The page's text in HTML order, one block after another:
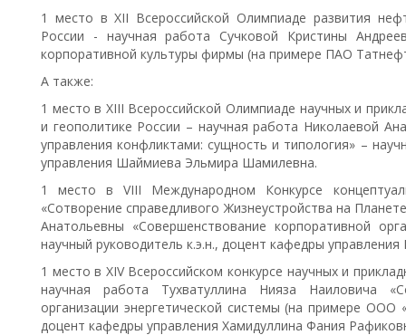
1 место в XII Всероссийской Олимпиаде развития
России - научная работа Сучковой Кристины
корпоративной культуры фирмы (на примере ПАО
А также:
1 место в XIII Всероссийской Олимпиаде научных и
и геополитике России – научная работа Николаевой
управления конфликтами: сущность и типология» –
управления Шаймиева Эльмира Шамилевна.
1 место в VIII Международном Конкурсе
«Сотворение справедливого Жизнеустройства на
Анатольевны «Совершенствование корпоративной
научный руководитель к.э.н., доцент кафедры
1 место в XIV Всероссийском конкурсе научных и
научная работа Тухватуллина Нияза Наиловича
организации энергетической системы (на примере ООО
доцент кафедры управления Хамидуллина Фания